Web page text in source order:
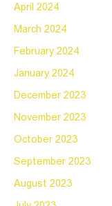
April 2024
March 2024
February 2024
January 2024
December 2023
November 2023
October 2023
September 2023
August 2023